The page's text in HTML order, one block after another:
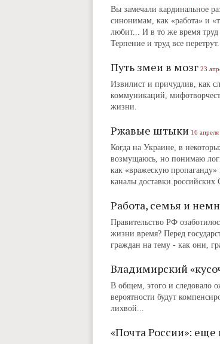
Вы замечали кардинальное
синонимам, как «работа» и
любит... И в то же время труд
Терпение и труд все
Путь змеи в мозг 23
Извилист и причудлив, как
коммуникаций,
жизни.
Ржавые штыки 16
Когда на Украине, в
возмущаюсь, но понимаю
как «вражескую пропаганду»
каналы доставки
Работа, семья и
Правительство РФ
жизни время? Перед
граждан на тему ‑ как они,
Владимирский
В общем, этого и следовало
вероятности будут
лихвой...
«Почта России»: еще